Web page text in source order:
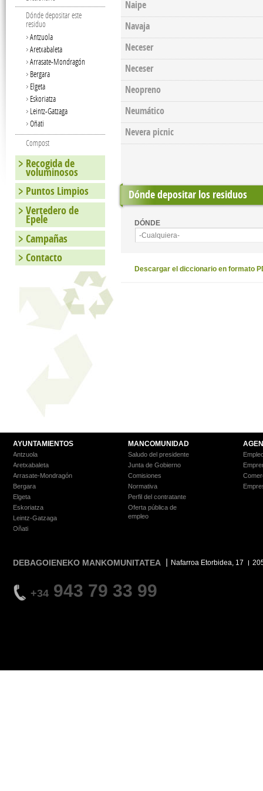
Naipe
Navaja
Neceser
Neceser
Neopreno
Neumático
Nevera picnic
Dónde depositar los residuos
DÓNDE
-Cualquiera-
Descargar el diccionario en formato
Dónde depositar este
residuo
Antzuola
Aretxabaleta
Arrasate-Mondragón
Bergara
Elgeta
Eskoriatza
Leintz-Gatzaga
Oñati
Compost
Recogida de
voluminosos
Puntos Limpios
Vertedero de
Epele
Campañas
Contacto
AYUNTAMIENTOS
Antzuola
Aretxabaleta
Arrasate-Mondragón
Bergara
Elgeta
Eskoriatza
Leintz-Gatzaga
Oñati
MANCOMUNIDAD
Saludo del presidente
Junta de Gobierno
Comisiones
Normativa
Perfil del contratante
Oferta pública de
empleo
DEBAGOIENEKO MANKOMUNITATEA Nafarroa Etorbidea, 17
+34 943 79 33 99